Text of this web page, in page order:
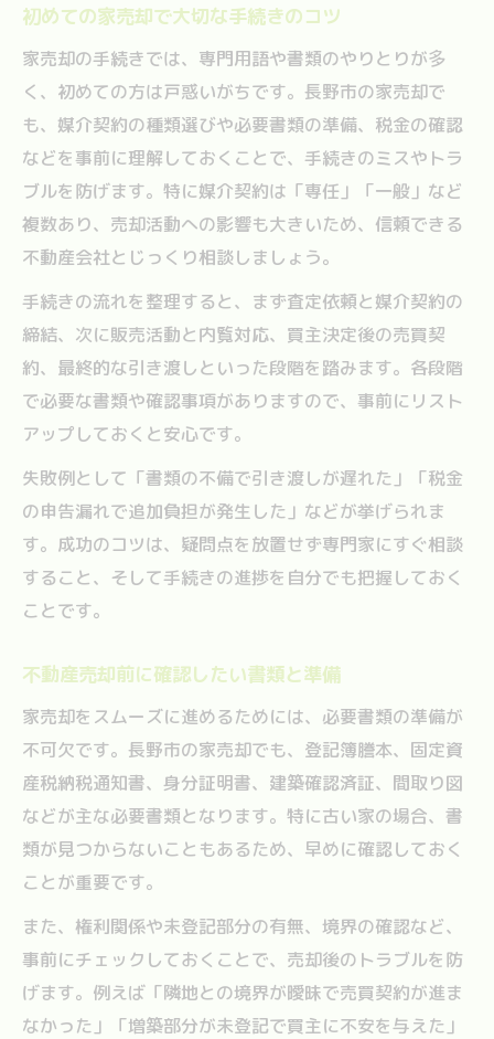
初めての家売却で大切な手続きのコツ
家売却の手続きでは、専門用語や書類のやりとりが多
く、初めての方は戸惑いがちです。長野市の家売却で
も、媒介契約の種類選びや必要書類の準備、税金の確認
などを事前に理解しておくことで、手続きのミスやトラ
ブルを防げます。特に媒介契約は「専任」「一般」など
複数あり、売却活動への影響も大きいため、信頼できる
不動産会社とじっくり相談しましょう。
手続きの流れを整理すると、まず査定依頼と媒介契約の
締結、次に販売活動と内覧対応、買主決定後の売買契
約、最終的な引き渡しといった段階を踏みます。各段階
で必要な書類や確認事項がありますので、事前にリスト
アップしておくと安心です。
失敗例として「書類の不備で引き渡しが遅れた」「税金
の申告漏れで追加負担が発生した」などが挙げられま
す。成功のコツは、疑問点を放置せず専門家にすぐ相談
すること、そして手続きの進捗を自分でも把握しておく
ことです。
不動産売却前に確認したい書類と準備
家売却をスムーズに進めるためには、必要書類の準備が
不可欠です。長野市の家売却でも、登記簿謄本、固定資
産税納税通知書、身分証明書、建築確認済証、間取り図
などが主な必要書類となります。特に古い家の場合、書
類が見つからないこともあるため、早めに確認しておく
ことが重要です。
また、権利関係や未登記部分の有無、境界の確認など、
事前にチェックしておくことで、売却後のトラブルを防
げます。例えば「隣地との境界が曖昧で売買契約が進ま
なかった」「増築部分が未登記で買主に不安を与えた」